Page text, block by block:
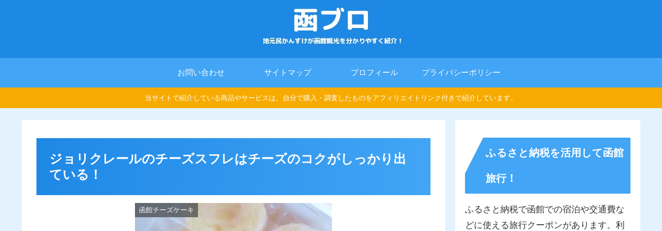
お問い合わせ サイトマップ プロフィール プライバシーポリシー
当サイトで紹介している商品やサービスは、自分で購入・調査したものをアフィリエイトリンク付きで紹介しています。
ジョリクレールのチーズスフレはチーズのコクがしっかり出
ている！
函館チーズケーキ
ふるさと納税を活用して函館
旅行！
ふるさと納税で函館での宿泊や交通費な
どに使える旅行クーポンがあります。利